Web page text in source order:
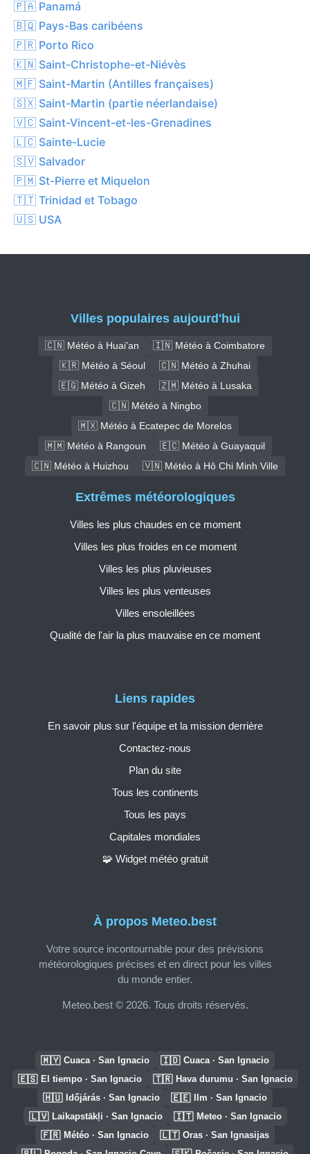
🇵🇦 Panamá
🇧🇶 Pays-Bas caribéens
🇵🇷 Porto Rico
🇰🇳 Saint-Christophe-et-Niévès
🇲🇫 Saint-Martin (Antilles françaises)
🇸🇽 Saint-Martin (partie néerlandaise)
🇻🇨 Saint-Vincent-et-les-Grenadines
🇱🇨 Sainte-Lucie
🇸🇻 Salvador
🇵🇲 St-Pierre et Miquelon
🇹🇹 Trinidad et Tobago
🇺🇸 USA
Villes populaires aujourd'hui
🇨🇳 Météo à Huai'an
🇮🇳 Météo à Coimbatore
🇰🇷 Météo à Séoul
🇨🇳 Météo à Zhuhai
🇪🇬 Météo à Gizeh
🇿🇲 Météo à Lusaka
🇨🇳 Météo à Ningbo
🇲🇽 Météo à Ecatepec de Morelos
🇲🇲 Météo à Rangoun
🇪🇨 Météo à Guayaquil
🇨🇳 Météo à Huizhou
🇻🇳 Météo à Hô Chi Minh Ville
À propos Meteo.best
Votre source incontournable pour des prévisions
météorologiques précises et en direct pour les villes
du monde entier.
Meteo.best © 2026. Tous droits réservés.
Liens rapides
En savoir plus sur l'équipe et la mission derrière
Contactez-nous
Plan du site
Tous les continents
Tous les pays
Capitales mondiales
🧩 Widget météo gratuit
Extrêmes météorologiques
Villes les plus chaudes en ce moment
Villes les plus froides en ce moment
Villes les plus pluvieuses
Villes les plus venteuses
Villes ensoleillées
Qualité de l'air la plus mauvaise en ce moment
🇲🇾 Cuaca · San Ignacio 🇮🇩 Cuaca · San Ignacio
🇪🇸 El tiempo · San Ignacio 🇹🇷 Hava durumu · San Ignacio
🇭🇺 Időjárás · San Ignacio 🇪🇪 Ilm · San Ignacio
🇱🇻 Laikapstākļi · San Ignacio 🇮🇹 Meteo · San Ignacio
🇫🇷 Météo · San Ignacio 🇱🇹 Oras · San Ignasijas